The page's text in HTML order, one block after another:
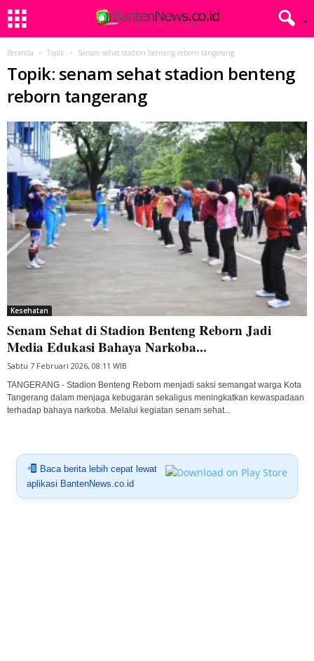
Beranda Topik Senam sehat stadion benteng reborn tangerang
Topik: senam sehat stadion benteng
reborn tangerang
Kesehatan
Senam Sehat di Stadion Benteng Reborn Jadi
Media Edukasi Bahaya Narkoba...
Sabtu 7 Februari 2026, 08:11 WIB
TANGERANG - Stadion Benteng Reborn menjadi saksi semangat warga Kota
Tangerang dalam menjaga kebugaran sekaligus meningkatkan kewaspadaan
terhadap bahaya narkoba. Melalui kegiatan senam sehat...
Baca berita lebih cepat lewat
aplikasi BantenNews.co.id